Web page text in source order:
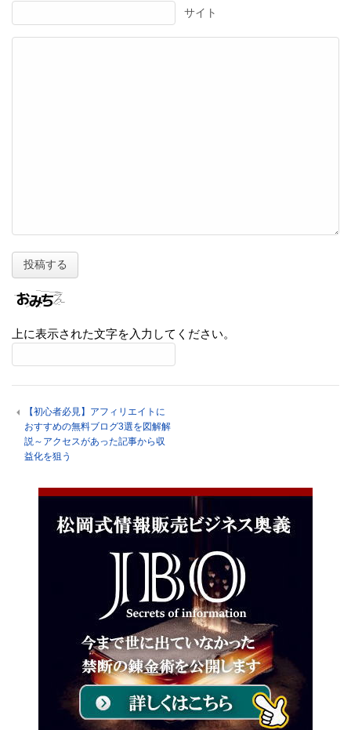
サイト
上に表示された文字を入力してください。
【初心者必見】アフィリエイトに
おすすめの無料ブログ3選を図解解
説～アクセスがあった記事から収
益化を狙う